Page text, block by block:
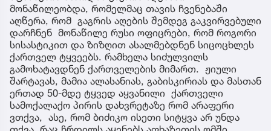
მონაწილეობდა, რომელმაც თავის ჩვენებაში
აღწერა, რომ გაგრის აღების შემდეგ გაკვირვებული
დარჩნენ მონაწილე რუსი ოფიცრები, რომ როგორი
სისასტიკით და ზიზღით ასალმებდნენ სიცოცხლეს
ქართველ ტყვეებს. რამხელა სიძულვილს
გამოხატავდნენ ქართველების მიმართ. ჟიული
შარტავას, მამია ალასანიას, გაბისკირიას და მასთან
ერთად 50-მდე ტყვედ აყვანილი ქართველი
სამოქალაქო პირის დახვრეტაზე რომ არაფერი
ვთქვა, ასე, რომ ბიძიკო ისეთი სიტყვა არ უნდა